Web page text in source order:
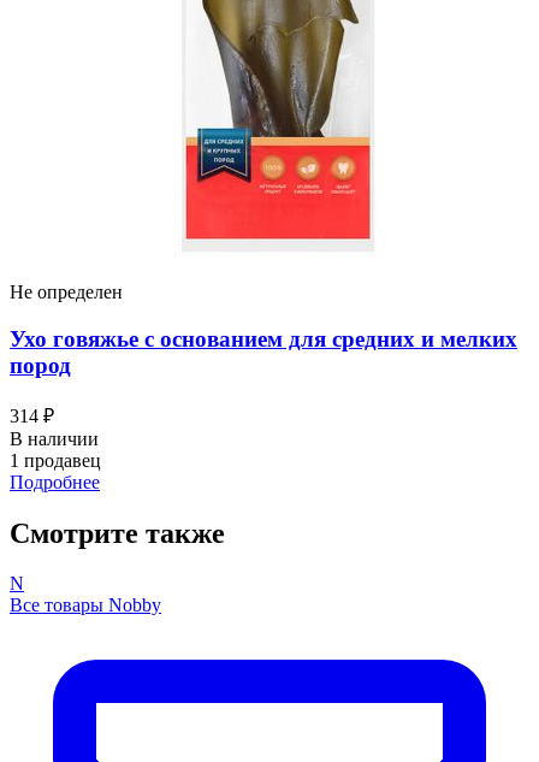
Не определен
Ухо говяжье с основанием для средних и мелких
пород
314 ₽
В наличии
1 продавец
Подробнее
Смотрите также
N
Все товары Nobby